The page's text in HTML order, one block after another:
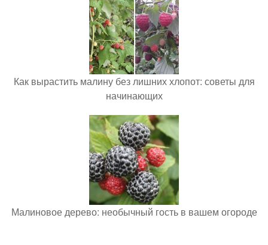
Как вырастить малину без лишних хлопот: советы для
начинающих
Малиновое дерево: необычный гость в вашем огороде